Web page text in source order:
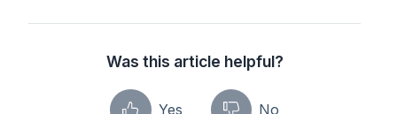
Was this article helpful?
Yes No